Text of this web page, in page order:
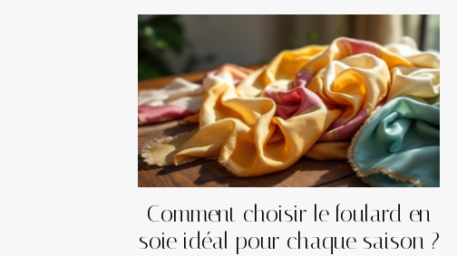
Comment choisir le foulard en
soie idéal pour chaque saison ?